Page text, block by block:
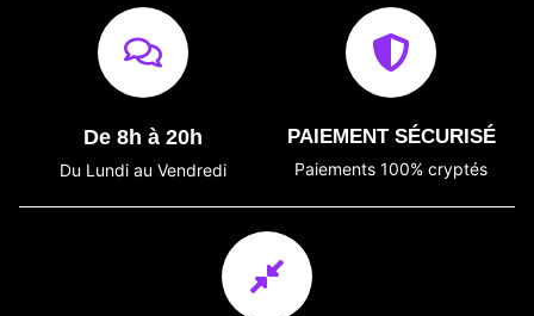
De 8h à 20h
Du Lundi au Vendredi
PAIEMENT SÉCURISÉ
Paiements 100% cryptés